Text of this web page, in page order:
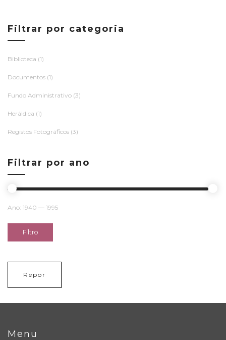
Filtrar por categoria
Biblioteca (1)
Documentos (1)
Fundo Administrativo (3)
Heráldica (1)
Registos Fotográficos (3)
Filtrar por ano
Filtro
Ano: 1940 — 1995
Repor
Menu